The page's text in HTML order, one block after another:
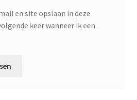
en site opslaan in deze
keer wanneer ik een